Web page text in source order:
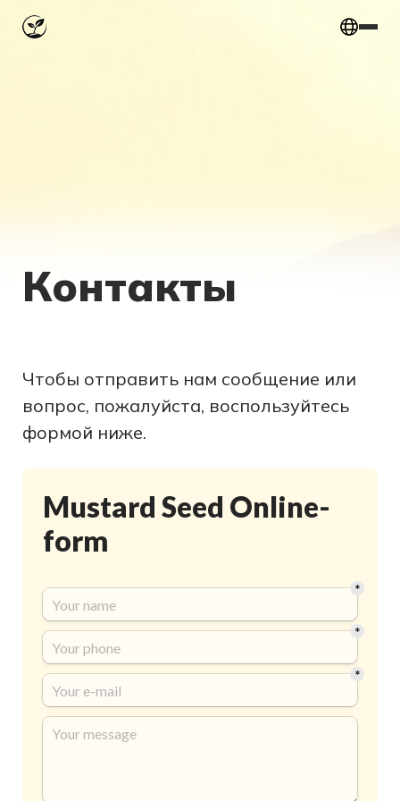
Контакты
Чтобы отправить нам сообщение или
вопрос, пожалуйста, воспользуйтесь
формой ниже.